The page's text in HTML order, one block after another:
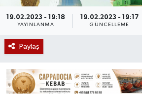
19.02.2023 - 19:18
YAYINLANMA
19.02.2023 - 19:17
GÜNCELLEME
Paylaş